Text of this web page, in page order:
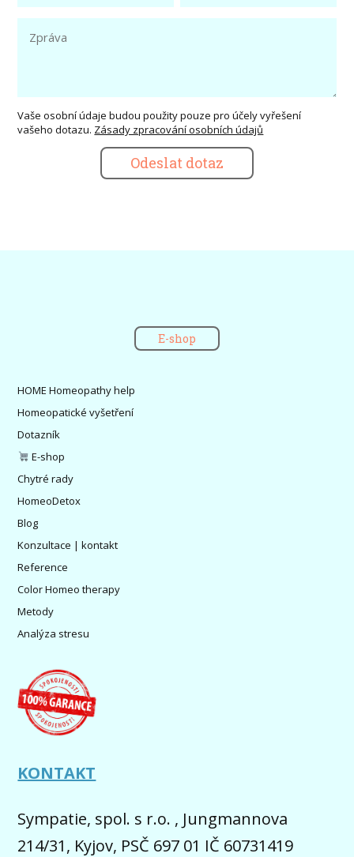
Vaše osobní údaje budou použity pouze pro účely vyřešení
vašeho dotazu. Zásady zpracování osobních údajů
Odeslat dotaz
E-shop
HOME Homeopathy help
Homeopatické vyšetření
Dotazník
E-shop
Chytré rady
HomeoDetox
Blog
Konzultace | kontakt
Reference
Color Homeo therapy
Metody
Analýza stresu
KONTAKT
Sympatie, spol. s r.o. , Jungmannova
214/31, Kyjov, PSČ 697 01 IČ 60731419